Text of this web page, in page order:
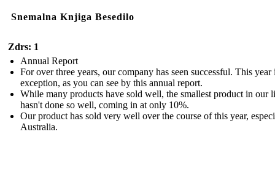
Snemalna Knjiga Besedilo
Zdrs: 1
Annual Report
For over three years, our company has seen successful. This year
exception, as you can see by this annual report.
While many products have sold well, the smallest product in our
hasn't done so well, coming in at only 10%.
Our product has sold very well over the course of this year,
Australia.